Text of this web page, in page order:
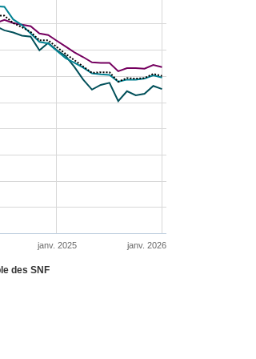
des SNF
janv. 2025 janv. 2026